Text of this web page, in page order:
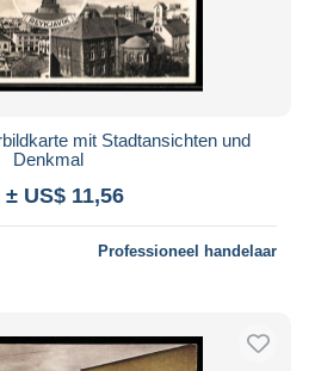
mit Stadtansichten und
Denkmal
± US$ 11,56
Professioneel handelaar